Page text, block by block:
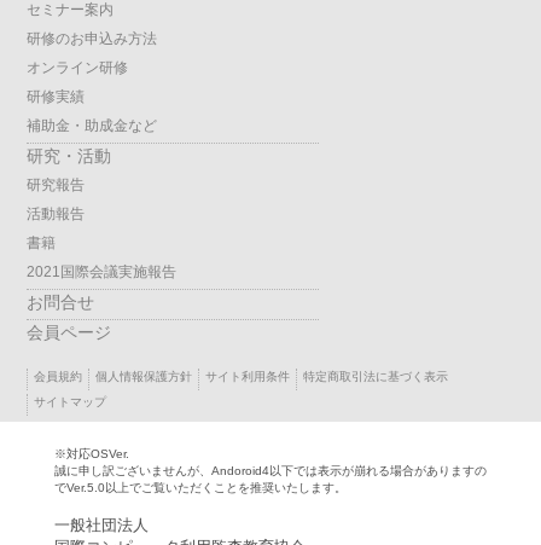
セミナー案内
研修のお申込み方法
オンライン研修
研修実績
補助金・助成金など
研究・活動
研究報告
活動報告
書籍
2021国際会議実施報告
お問合せ
会員ページ
会員規約 個人情報保護方針 サイト利用条件
特定商取引法に基づく表示
サイトマップ
※対応OSVer.
誠に申し訳ございませんが、Andoroid4以下では表示が崩れる場合がありますの
でVer.5.0以上でご覧いただくことを推奨いたします。
一般社団法人